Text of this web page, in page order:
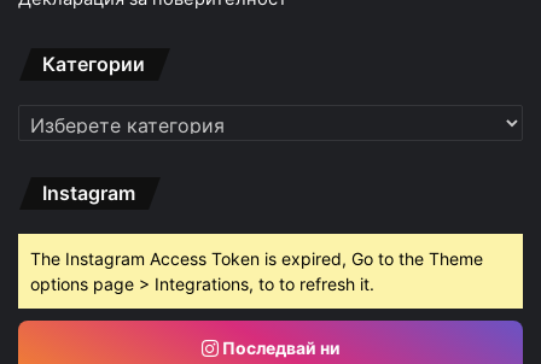
Категории
Категории
Instagram
The Instagram Access Token is expired, Go to the Theme
options page > Integrations, to to refresh it.
Последвай ни